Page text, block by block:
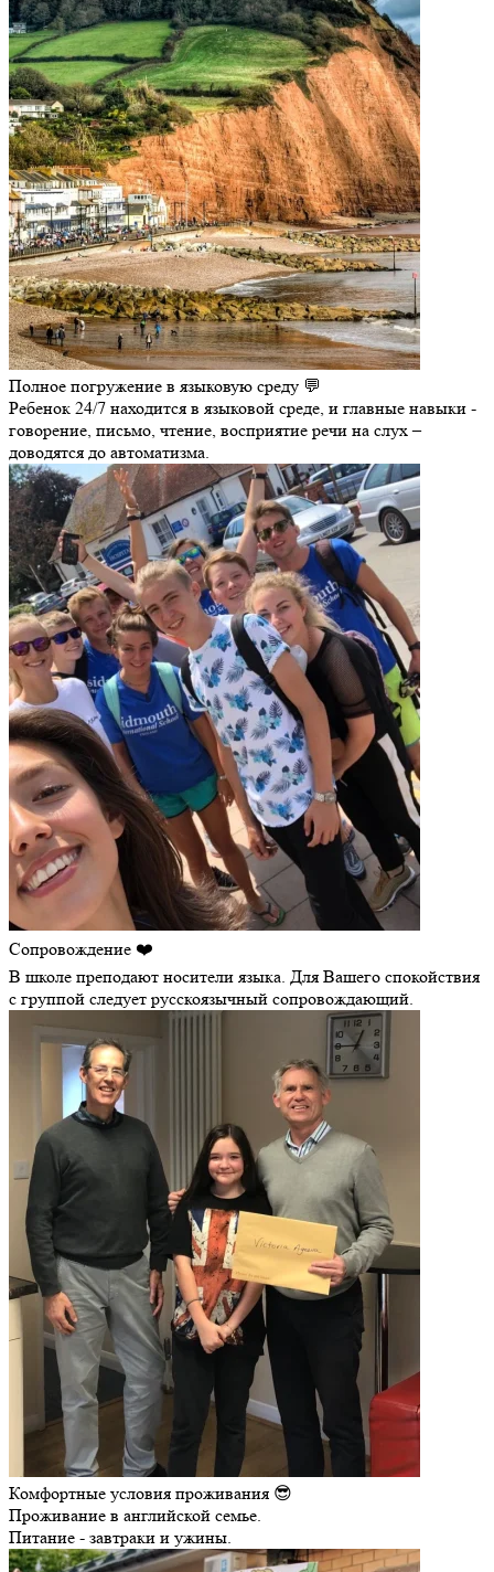
Полное погружение в языковую среду 💬
Ребенок 24/7 находится в языковой среде, и главные навыки -
говорение, письмо, чтение, восприятие речи на слух –
доводятся до автоматизма.
Сопровождение ❤️
В школе преподают носители языка. Для Вашего спокойствия
с группой следует русскоязычный сопровождающий.
Комфортные условия проживания 😎
Проживание в английской семье.
Питание - завтраки и ужины.